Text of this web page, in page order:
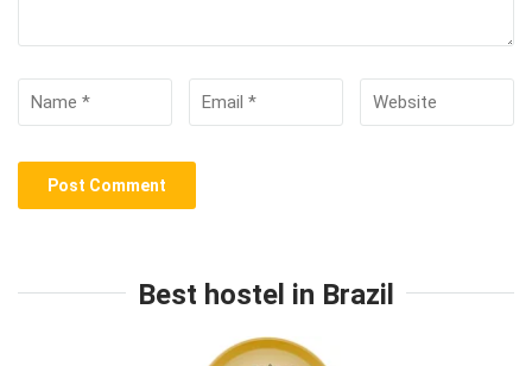
Best hostel in Brazil